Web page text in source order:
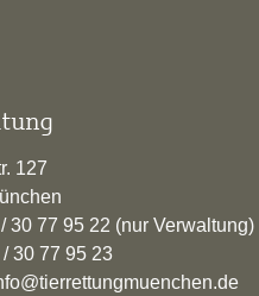
127
30 77 95 22 (nur Verwaltung)
30 77 95 23